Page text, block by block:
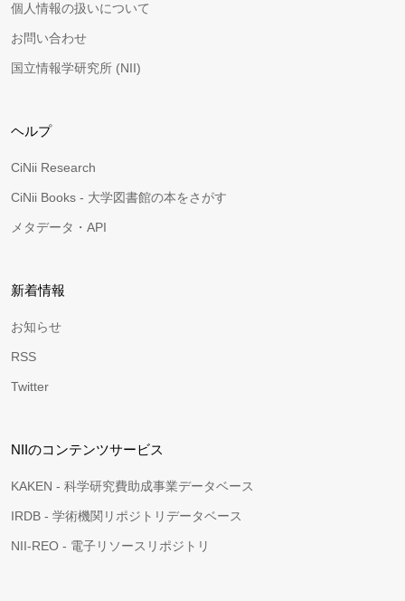
個人情報の扱いについて
お問い合わせ
国立情報学研究所 (NII)
ヘルプ
CiNii Research
CiNii Books - 大学図書館の本をさがす
メタデータ・API
新着情報
お知らせ
RSS
Twitter
NIIのコンテンツサービス
KAKEN - 科学研究費助成事業データベース
IRDB - 学術機関リポジトリデータベース
NII-REO - 電子リソースリポジトリ